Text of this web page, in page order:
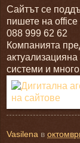
Сайтът се
пишете на office
088 999 62 62
Компанията
системи и
Vasilena в